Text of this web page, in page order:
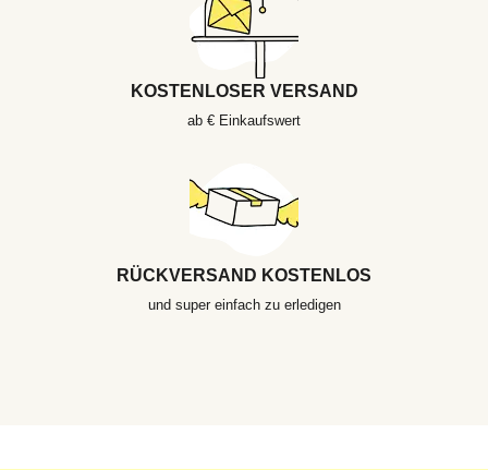
KOSTENLOSER VERSAND
ab € Einkaufswert
RÜCKVERSAND KOSTENLOS
und super einfach zu erledigen